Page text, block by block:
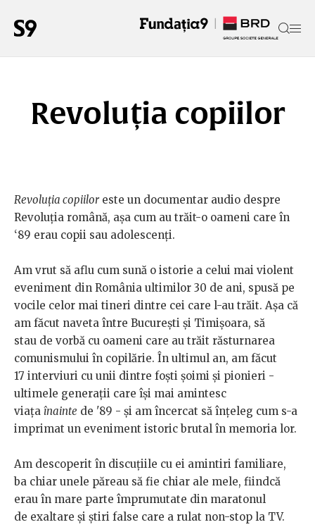
Revoluția copiilor
Revoluția copiiloreste un documentar audio despre
Revoluția română, așa cum au trăit-o oameni care în
‘89 erau copii sau adolescenți.
Am vrut să aflu cum sună o istorie a celui mai violent
eveniment din România ultimilor 30 de ani, spusă pe
vocile celor mai tineri dintre cei care l-au trăit. Așa că
am făcut naveta între București și Timișoara, să
stau de vorbă cu oameni care au trăit răsturnarea
comunismului în copilărie. În ultimul an, am făcut
17 interviuri cu unii dintre foști șoimi și pionieri -
ultimele generații care își mai amintesc
viața înainte de '89 - și am încercat să înțeleg cum s-a
imprimat un eveniment istoric brutal în memoria lor.
Am descoperit în discuțiile cu ei amintiri familiare,
ba chiar unele păreau să fie chiar ale mele, fiindcă
erau în mare parte împrumutate din maratonul
de exaltare și știri false care a rulat non-stop la TV.